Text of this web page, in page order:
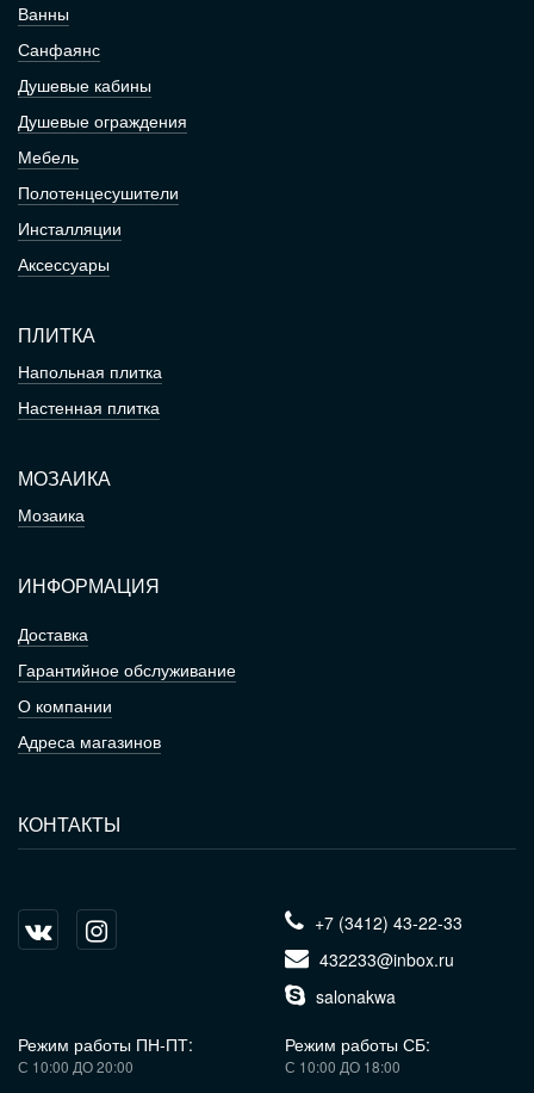
Ванны
Санфаянс
Душевые кабины
Душевые ограждения
Мебель
Полотенцесушители
Инсталляции
Аксессуары
ПЛИТКА
Напольная плитка
Настенная плитка
МОЗАИКА
Мозаика
ИНФОРМАЦИЯ
Доставка
Гарантийное обслуживание
О компании
Адреса магазинов
КОНТАКТЫ
+7 (3412) 43-22-33
432233@inbox.ru
salonakwa
Режим работы ПН-ПТ:
С 10:00 ДО 20:00
Режим работы СБ:
С 10:00 ДО 18:00